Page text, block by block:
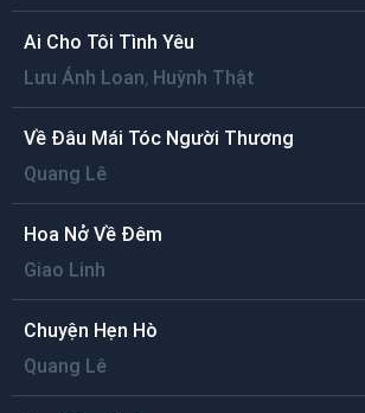
Ai Cho Tôi Tình Yêu
Lưu Ánh Loan, Huỳnh Thật
Về Đâu Mái Tóc Người Thương
Quang Lê
Hoa Nở Về Đêm
Giao Linh
Chuyện Hẹn Hò
Quang Lê